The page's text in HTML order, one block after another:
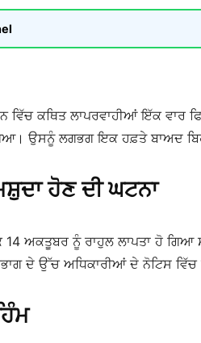
ਵਿੱਚ ਕਥਿਤ ਲਾਪਰਵਾਹੀਆਂ ਇੱਕ ਵਾਰ
ਉਸਨੂੰ ਲਗਭਗ ਇਕ ਹਫ਼ਤੇ ਬਾਅਦ
ਹੋਣ ਦੀ ਘਟਨਾ
14 ਅਕਤੂਬਰ ਨੂੰ ਰਾਹੁਲ ਲਾਪਤਾ ਹੋ
ਦੇ ਉੱਚ ਅਧਿਕਾਰੀਆਂ ਦੇ ਨੋਟਿਸ